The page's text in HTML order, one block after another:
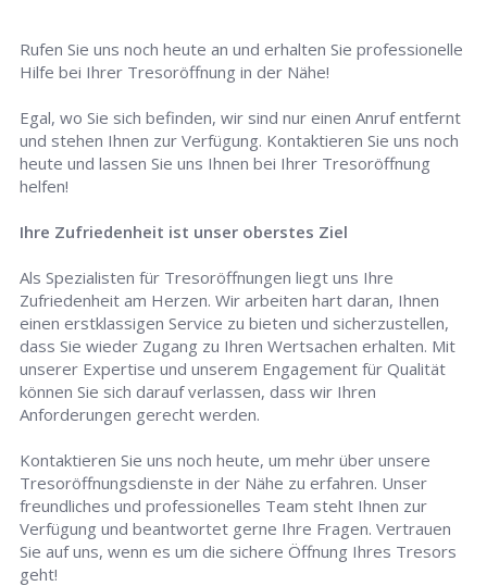
Rufen Sie uns noch heute an und erhalten Sie professionelle
Hilfe bei Ihrer Tresoröffnung in der Nähe!
Egal, wo Sie sich befinden, wir sind nur einen Anruf entfernt
und stehen Ihnen zur Verfügung. Kontaktieren Sie uns noch
heute und lassen Sie uns Ihnen bei Ihrer Tresoröffnung
helfen!
Ihre Zufriedenheit ist unser oberstes Ziel
Als Spezialisten für Tresoröffnungen liegt uns Ihre
Zufriedenheit am Herzen. Wir arbeiten hart daran, Ihnen
einen erstklassigen Service zu bieten und sicherzustellen,
dass Sie wieder Zugang zu Ihren Wertsachen erhalten. Mit
unserer Expertise und unserem Engagement für Qualität
können Sie sich darauf verlassen, dass wir Ihren
Anforderungen gerecht werden.
Kontaktieren Sie uns noch heute, um mehr über unsere
Tresoröffnungsdienste in der Nähe zu erfahren. Unser
freundliches und professionelles Team steht Ihnen zur
Verfügung und beantwortet gerne Ihre Fragen. Vertrauen
Sie auf uns, wenn es um die sichere Öffnung Ihres Tresors
geht!